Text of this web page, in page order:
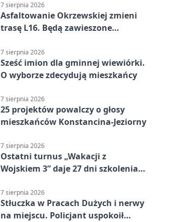
7 sierpnia 2026
Asfaltowanie Okrzewskiej zmieni
trasę L16. Będą zawieszone
7 sierpnia 2026
Sześć imion dla gminnej wiewiórki.
O wyborze zdecydują mieszkańcy
7 sierpnia 2026
25 projektów powalczy o głosy
mieszkańców Konstancina-Jeziorny
7 sierpnia 2026
Ostatni turnus „Wakacji z
Wojskiem 3” daje 27 dni szkolenia i
7 sierpnia 2026
Stłuczka w Pracach Dużych i nerwy
na miejscu. Policjant uspokoił